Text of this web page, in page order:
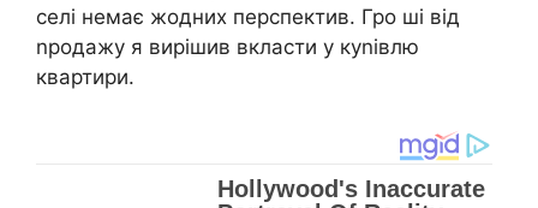
селі немає жодних перспектив. Гро ші від
nродажу я вирішив вкласти у куnівлю
квартири.